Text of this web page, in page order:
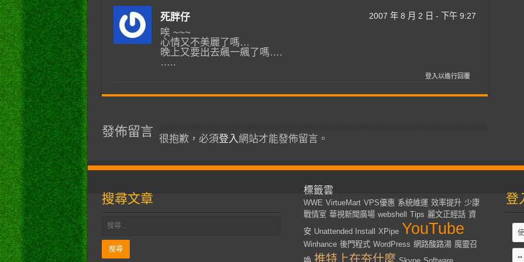
死胖仔 2007 年 8 月 2 日 - 下午 9:27
唉 ~~~
心情又不美麗了嗎…
晚上又要出去飆一飆了嗎….
…..
登入以進行回覆
發佈留言
很抱歉，必須登入網站才能發佈留言。
搜尋文章
標籤雲
WWE VirtueMart VPS優惠 系統維運 效率提升 少康
戰情室 華視新聞廣場 webshell Tips 麗文正經話 資
安 Unattended Install XPipe YouTube
Winhance 後門程式 WordPress 網路酸路湯 魔靈召
推特上在夯什麼
登